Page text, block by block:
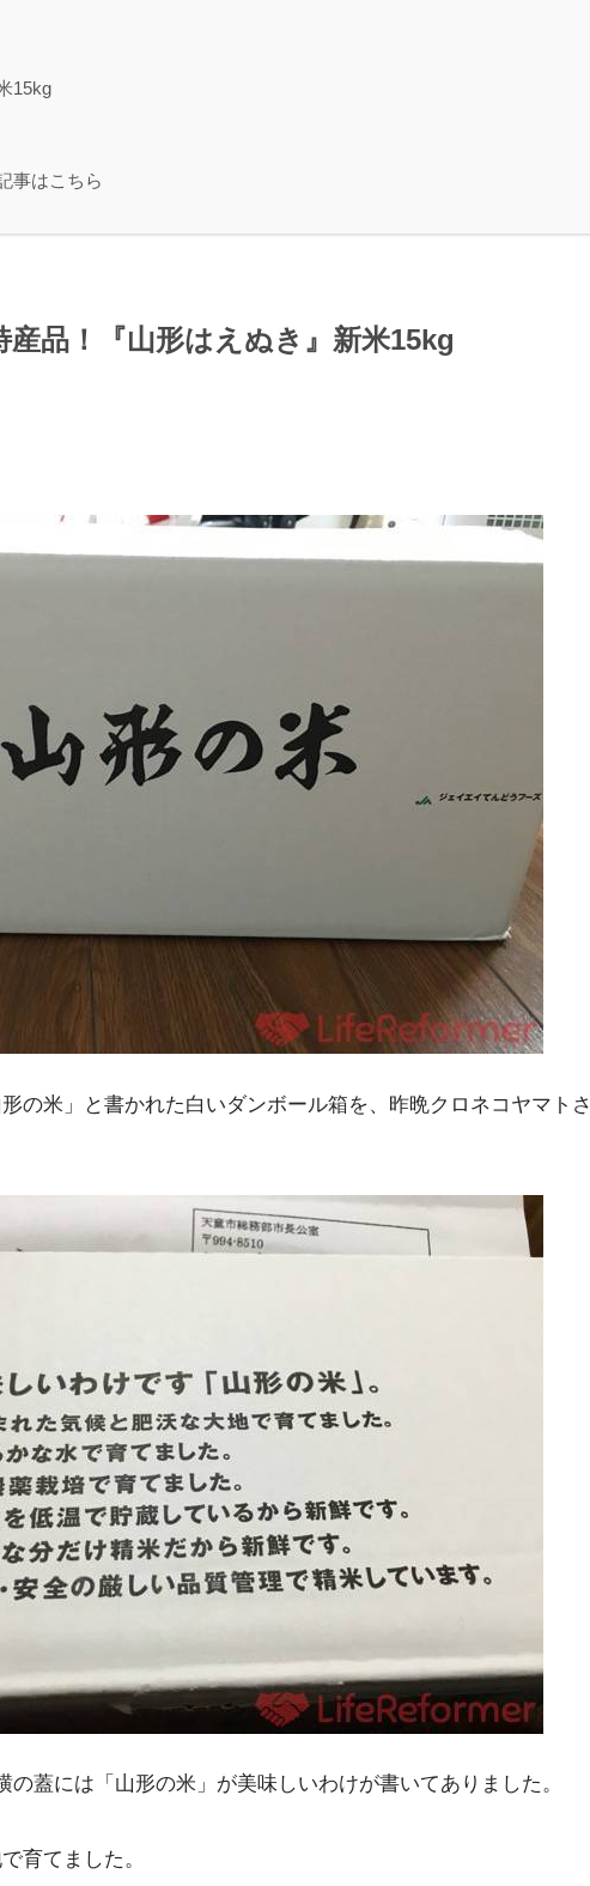
15kg
事はこちら
産品！『山形はえぬき』新米15kg
米」と書かれた白いダンボール箱を、昨晩クロネコヤマトさ
蓋には「山形の米」が美味しいわけが書いてありました。
育てました。